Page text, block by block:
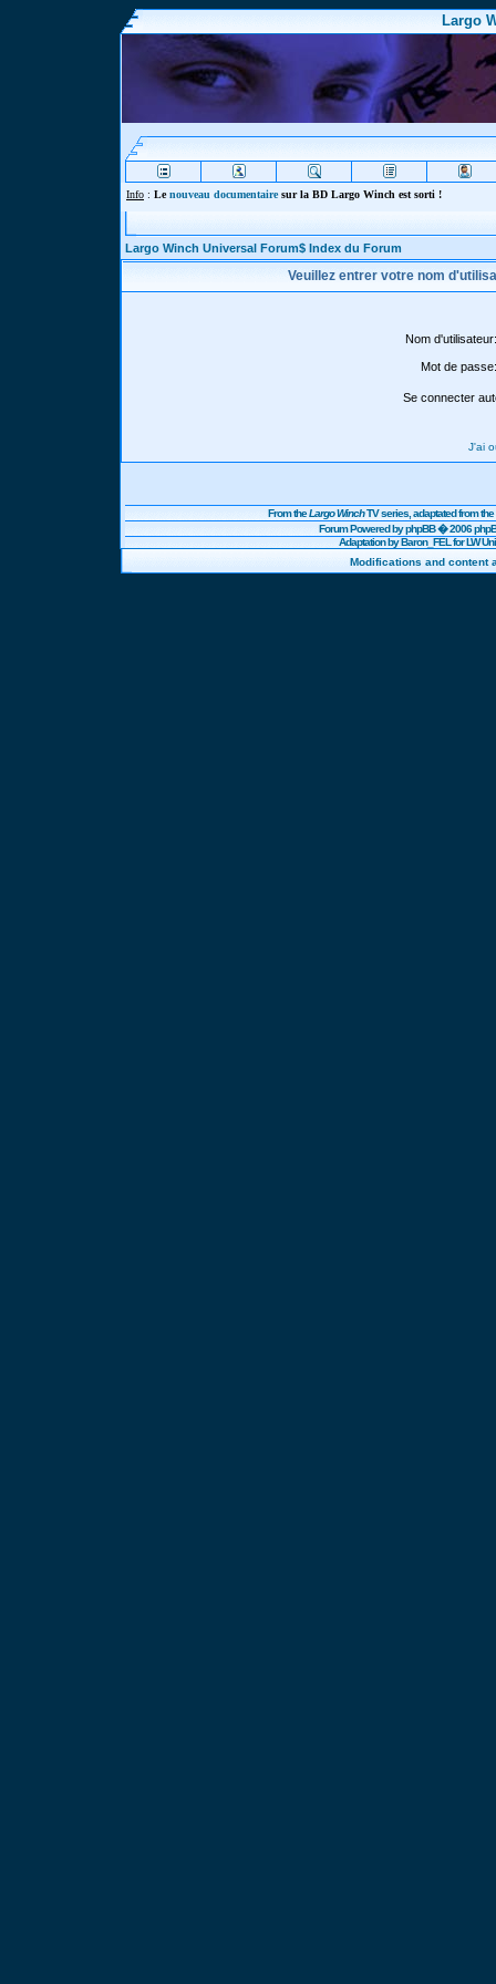
Largo
Info : Lenouveau documentairesur la BD Largo Winch est sorti !
Largo Winch Universal Forum$ Index du Forum
Veuillez entrer votre nom
Nom d'utilisateur:
Mot de passe:
Se connecter
J'ai
From theLargo WinchTV series, adaptated from
Forum Powered byphpBB� 2006
Adaptation by Baron_FEL for LW
Modifications and content